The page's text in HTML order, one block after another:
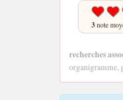
3note
recherches
organigramme,